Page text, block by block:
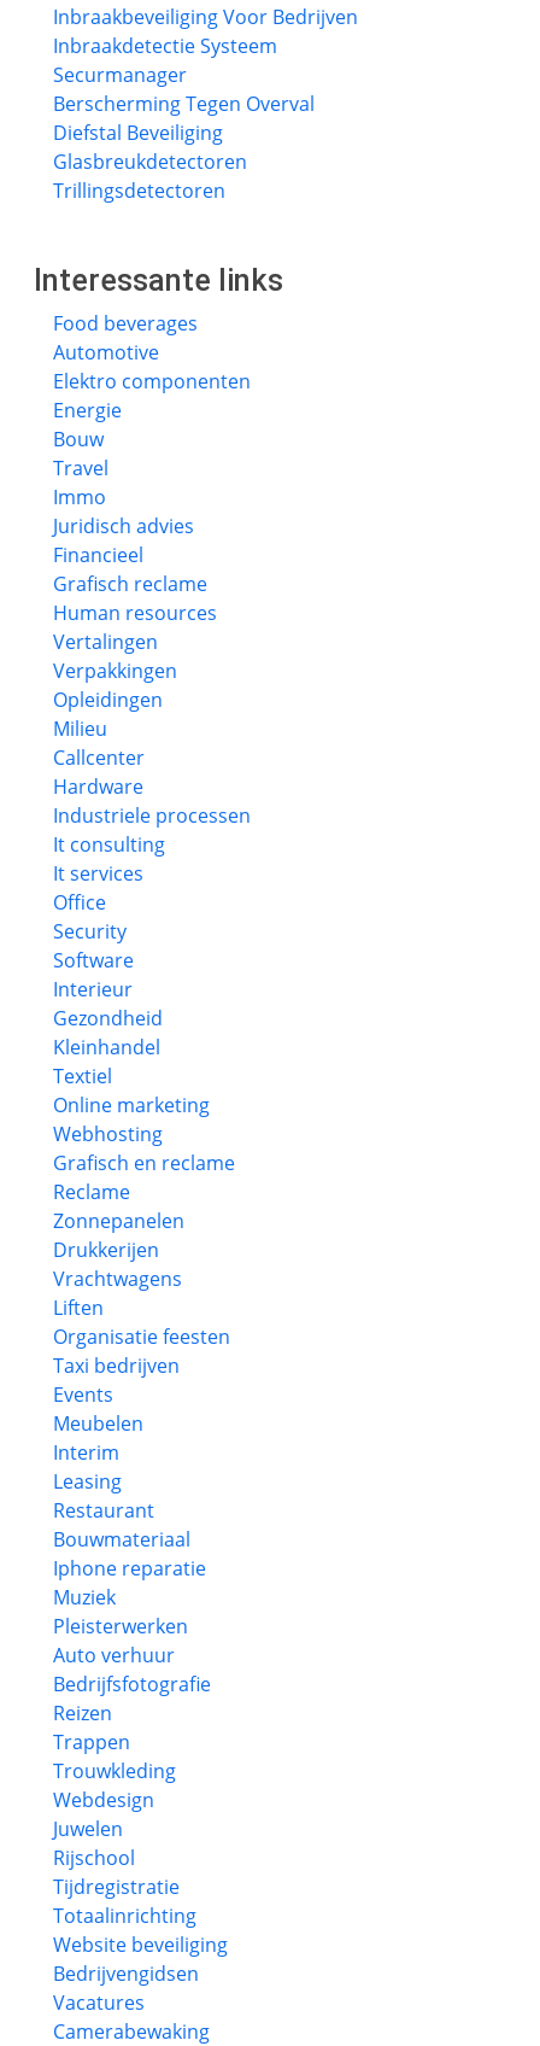
Inbraakbeveiliging Voor Bedrijven
Inbraakdetectie Systeem
Securmanager
Berscherming Tegen Overval
Diefstal Beveiliging
Glasbreukdetectoren
Trillingsdetectoren
Interessante links
Food beverages
Automotive
Elektro componenten
Energie
Bouw
Travel
Immo
Juridisch advies
Financieel
Grafisch reclame
Human resources
Vertalingen
Verpakkingen
Opleidingen
Milieu
Callcenter
Hardware
Industriele processen
It consulting
It services
Office
Security
Software
Interieur
Gezondheid
Kleinhandel
Textiel
Online marketing
Webhosting
Grafisch en reclame
Reclame
Zonnepanelen
Drukkerijen
Vrachtwagens
Liften
Organisatie feesten
Taxi bedrijven
Events
Meubelen
Interim
Leasing
Restaurant
Bouwmateriaal
Iphone reparatie
Muziek
Pleisterwerken
Auto verhuur
Bedrijfsfotografie
Reizen
Trappen
Trouwkleding
Webdesign
Juwelen
Rijschool
Tijdregistratie
Totaalinrichting
Website beveiliging
Bedrijvengidsen
Vacatures
Camerabewaking